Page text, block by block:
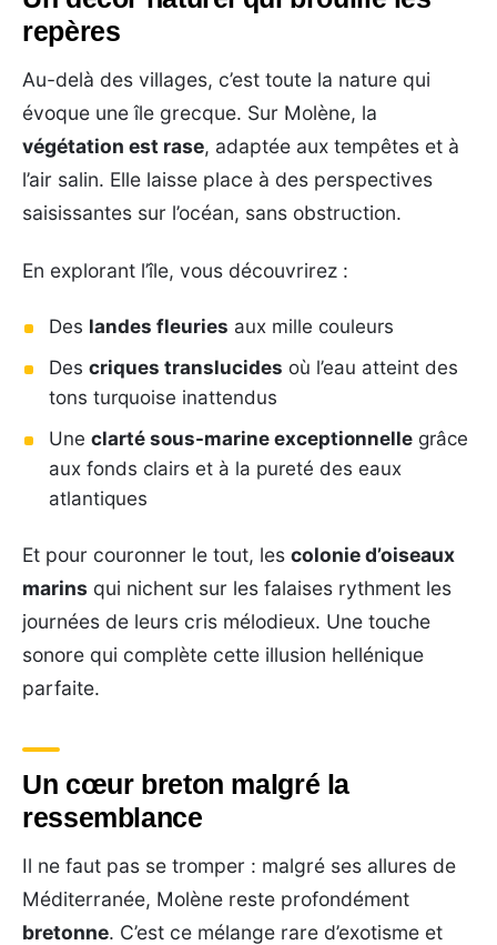
repères
Au-delà des villages, c’est toute la nature qui
évoque une île grecque. Sur Molène, la
végétation est rase, adaptée aux tempêtes et à
l’air salin. Elle laisse place à des perspectives
saisissantes sur l’océan, sans obstruction.
En explorant l’île, vous découvrirez :
Des landes fleuries aux mille couleurs
Des criques translucides où l’eau atteint des
tons turquoise inattendus
Une clarté sous-marine exceptionnelle grâce
aux fonds clairs et à la pureté des eaux
atlantiques
Et pour couronner le tout, les colonie d’oiseaux
marins qui nichent sur les falaises rythment les
journées de leurs cris mélodieux. Une touche
sonore qui complète cette illusion hellénique
parfaite.
Un cœur breton malgré la
ressemblance
Il ne faut pas se tromper : malgré ses allures de
Méditerranée, Molène reste profondément
bretonne. C’est ce mélange rare d’exotisme et